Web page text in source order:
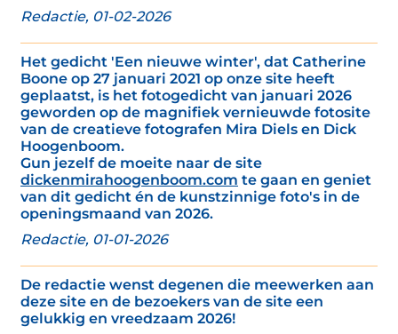
Redactie, 01-02-2026
Het gedicht 'Een nieuwe winter', dat Catherine
Boone op 27 januari 2021 op onze site heeft
geplaatst, is het fotogedicht van januari 2026
geworden op de magnifiek vernieuwde fotosite
van de creatieve fotografen Mira Diels en Dick
Hoogenboom.
Gun jezelf de moeite naar de site
dickenmirahoogenboom.com te gaan en geniet
van dit gedicht én de kunstzinnige foto's in de
openingsmaand van 2026.
Redactie, 01-01-2026
De redactie wenst degenen die meewerken aan
deze site en de bezoekers van de site een
gelukkig en vreedzaam 2026!